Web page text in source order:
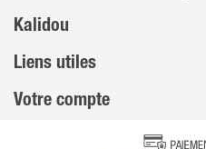
Kalidou
Liens utiles
Votre compte